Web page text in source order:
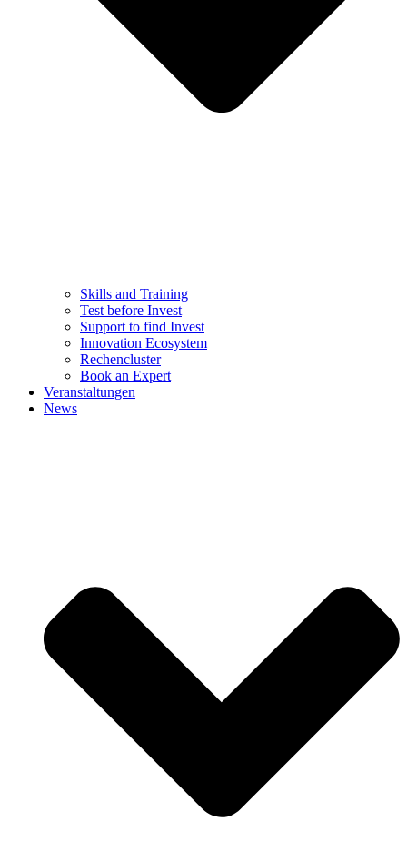
Skills and Training
Test before Invest
Support to find Invest
Innovation Ecosystem
Rechencluster​
Book an Expert
Veranstaltungen
News